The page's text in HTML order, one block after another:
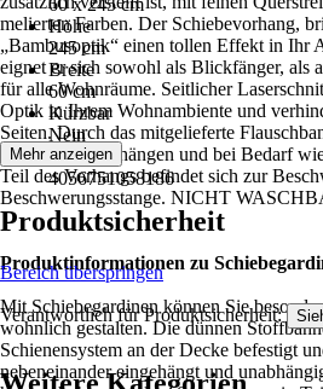
60 x 245 cm
Höhe
245 cm
Breite
60 cm
Kürzbar
Nein
EAN
4056751058186
melierten Farben. Der Schiebevorhang,
„Bambusoptik“ einen tollen Effekt in Ihr
eignet er sich sowohl als Blickfänger, als
für alle Wohnräume. Seitlicher
Optik in Ihrem Wohnambiente und
Seiten. Durch das mitgelieferte
kinderleicht aufhängen und bei Bedarf
Teil des Vorhangs befindet sich zur
Beschwerungsstange. NICHT
Produktinformationen zu
Mit Schiebegardinen können Sie
wohnlich gestalten. Die dünnen
Schienensystem an der Decke befestigt
nebeneinander eingehängt und
Mehr anzeigen
Produktsicherheit
Bereich überspringen
Verantwortlich für Produktsicherheit: